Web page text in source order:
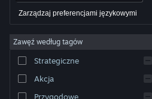
© Valve Corporation. Wszelkie prawa zastrzeżone.
właścicieli w Stanach Zjednoczonych i innych krajach.
dostępu
Umowa użytkownika Steam
pieniędzy |Ciasteczka
Zarządzaj preferencjami językowymi
Zawęź według tagów
Strategiczne
Akcja
Przygodowe